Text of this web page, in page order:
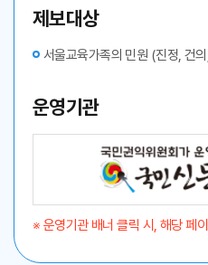
제보대상
서울교육가족의 민원 (진정, 건
운영기관
※ 운영기관 배너 클릭 시, 해당 페